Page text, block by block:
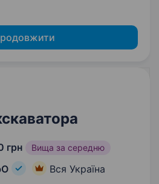
грн Вища за середню
Вся Україна